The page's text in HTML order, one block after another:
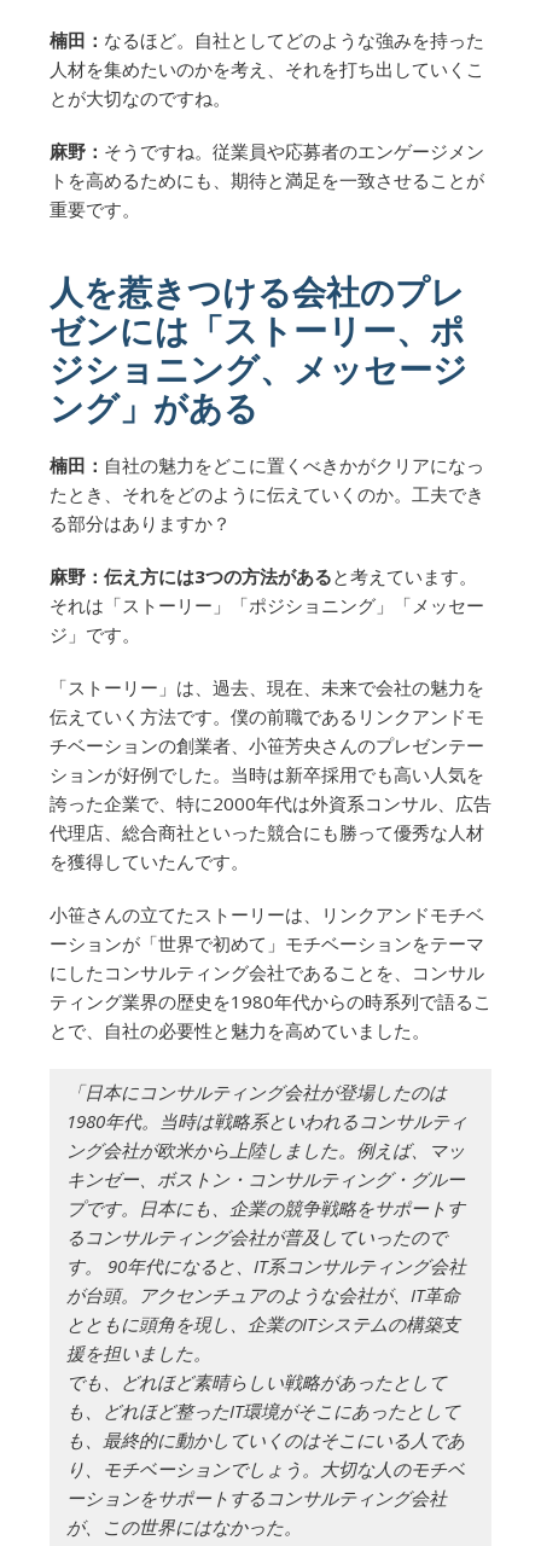
楠田： なるほど。自社としてどのような強みを持った
人材を集めたいのかを考え、それを打ち出していくこ
とが大切なのですね。
麻野： そうですね。従業員や応募者のエンゲージメン
トを高めるためにも、期待と満足を一致させることが
重要です。
人を惹きつける会社のプレ
ゼンには「ストーリー、ポ
ジショニング、メッセージ
ング」がある
楠田： 自社の魅力をどこに置くべきかがクリアになっ
たとき、それをどのように伝えていくのか。工夫でき
る部分はありますか？
麻野：伝え方には3つの方法があると考えています。
それは「ストーリー」「ポジショニング」「メッセー
ジ」です。
「ストーリー」は、過去、現在、未来で会社の魅力を
伝えていく方法です。僕の前職であるリンクアンドモ
チベーションの創業者、小笹芳央さんのプレゼンテー
ションが好例でした。当時は新卒採用でも高い人気を
誇った企業で、特に2000年代は外資系コンサル、広告
代理店、総合商社といった競合にも勝って優秀な人材
を獲得していたんです。
小笹さんの立てたストーリーは、リンクアンドモチベ
ーションが「世界で初めて」モチベーションをテーマ
にしたコンサルティング会社であることを、コンサル
ティング業界の歴史を1980年代からの時系列で語るこ
とで、自社の必要性と魅力を高めていました。
「日本にコンサルティング会社が登場したのは
1980年代。当時は戦略系といわれるコンサルティ
ング会社が欧米から上陸しました。例えば、マッ
キンゼー、ボストン・コンサルティング・グルー
プです。日本にも、企業の競争戦略をサポートす
るコンサルティング会社が普及していったので
す。 90年代になると、IT系コンサルティング会社
が台頭。アクセンチュアのような会社が、IT革命
とともに頭角を現し、企業のITシステムの構築支
援を担いました。
でも、どれほど素晴らしい戦略があったとして
も、どれほど整ったIT環境がそこにあったとして
も、最終的に動かしていくのはそこにいる人であ
り、モチベーションでしょう。大切な人のモチベ
ーションをサポートするコンサルティング会社
が、この世界にはなかった。